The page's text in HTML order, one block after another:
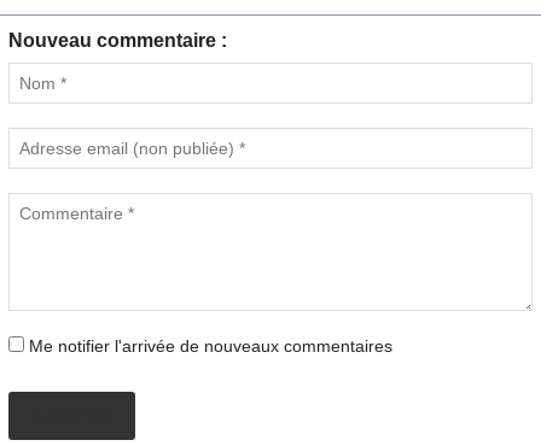
Nouveau commentaire :
Me notifier l'arrivée de nouveaux commentaires